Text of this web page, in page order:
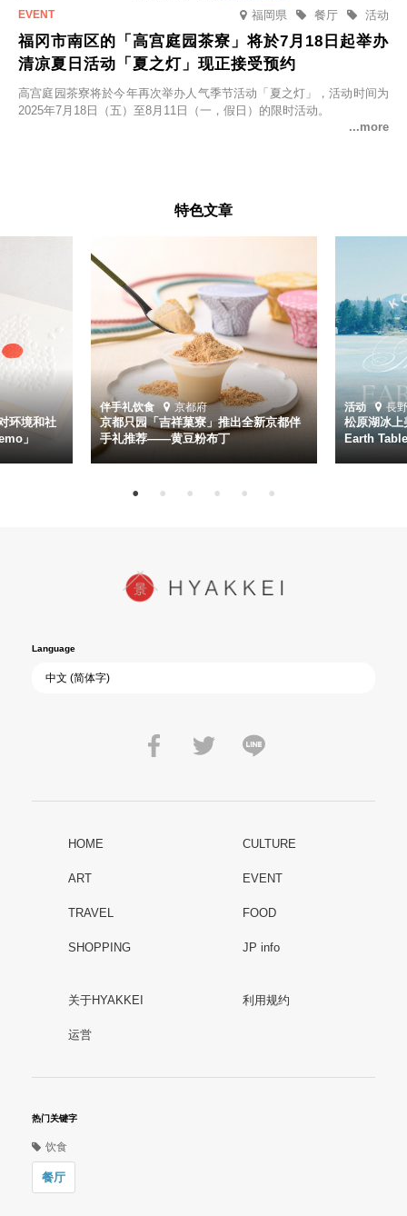
福岡県 活动
餐厅
福冈市南区的「高宫庭园茶寮」将於7月18日起举办
清凉夏日活动「夏之灯」现正接受预约
高宫庭园茶寮将於今年再次举办人气季节活动「夏之灯」，活动时间为
2025年7月18日（五）至8月11日（一，假日）的限时活动。
特色文章
环境和社
」
伴手礼饮食 京都府
京都只园「吉祥菓寮」推出全新京都伴
手礼推荐——黄豆粉布丁
活动 長
松原湖冰
Earth
Language
HOME CULTURE
ART EVENT
TRAVEL FOOD
SHOPPING JP info
关于HYAKKEI 利用规约
运営
热门关键字
饮食
餐厅